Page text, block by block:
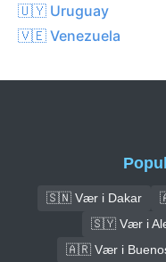
🇺🇾 Uruguay
🇻🇪 Venezuela
🇸🇳 Vær i Dakar
🇸🇾 Vær i
🇦🇷 Vær i